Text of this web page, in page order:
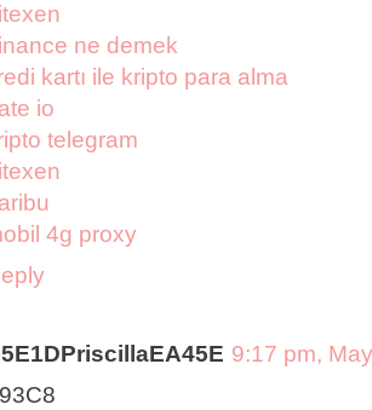
ne demek
kartı ile kripto para alma
io
telegram
4g proxy
9:17 pm,